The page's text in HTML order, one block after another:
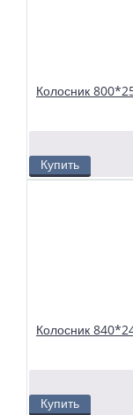
топке устойчивый
колосников
Колосник
Купить
твердотопливных
топке устойчивый
колосников
Колосник
Купить